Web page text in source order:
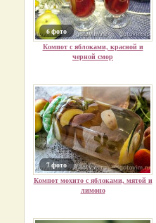
6 фото
Компот с яблоками, красной и
черной смор
7 фото
Компот мохито с яблоками, мятой и
лимоно